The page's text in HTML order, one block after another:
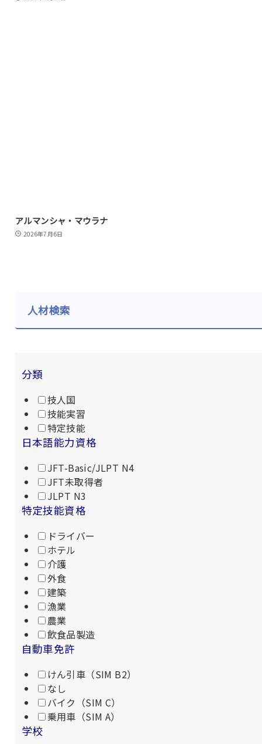
アルマンシャ・マウラナ
2026年7月6日
人材検索
分類
技人国
技能実習
特定技能
日本語能力資格
JFT-Basic/JLPT N4
JFT未取得者
JLPT N3
特定技能資格
ドライバー
ホテル
介護
外食
建築
漁業
農業
飲食品製造
自動車免許
けん引車（SIM B2）
なし
バイク（SIM C）
乗用車（SIM A）
学校